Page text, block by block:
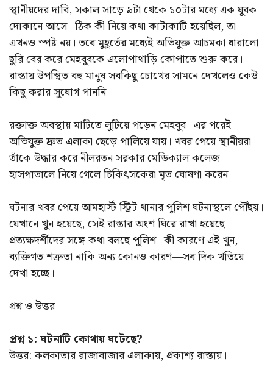
স্থানীয়দের দাবি, সকাল সাড়ে ৯টা থেকে ১০টার মধ্যে এক যুবক
দোকানে আসে। ঠিক কী নিয়ে কথা কাটাকাটি হয়েছিল, তা
এখনও স্পষ্ট নয়। তবে মুহূর্তের মধ্যেই অভিযুক্ত আচমকা ধারালো
ছুরি বের করে মেহবুবকে এলোপাথাড়ি কোপাতে শুরু করে।
রাস্তায় উপস্থিত বহু মানুষ সবকিছু চোখের সামনে দেখলেও কেউ
কিছু করার সুযোগ পাননি।
রক্তাক্ত অবস্থায় মাটিতে লুটিয়ে পড়েন মেহবুব। এর পরেই
অভিযুক্ত দ্রুত এলাকা ছেড়ে পালিয়ে যায়। খবর পেয়ে স্থানীয়রা
তাঁকে উদ্ধার করে নীলরতন সরকার মেডিক্যাল কলেজ
হাসপাতালে নিয়ে গেলে চিকিৎসকেরা মৃত ঘোষণা করেন।
ঘটনার খবর পেয়ে আমহার্স্ট স্ট্রিট থানার পুলিশ ঘটনাস্থলে পৌঁছয়।
যেখানে খুন হয়েছে, সেই রাস্তার অংশ ঘিরে রাখা হয়েছে।
প্রত্যক্ষদর্শীদের সঙ্গে কথা বলছে পুলিশ। কী কারণে এই খুন,
ব্যক্তিগত শত্রুতা নাকি অন্য কোনও কারণ—সব দিক খতিয়ে
দেখা হচ্ছে।
প্রশ্ন ও উত্তর
প্রশ্ন ১: ঘটনাটি কোথায় ঘটেছে?
উত্তর: কলকাতার রাজাবাজার এলাকায়, প্রকাশ্য রাস্তায়।